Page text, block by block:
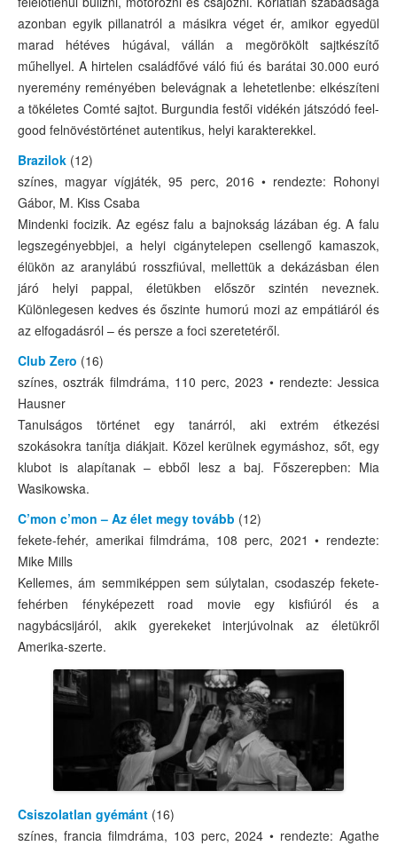
azonban egyik pillanatról a másikra véget ér, amikor egyedül
marad hétéves húgával, vállán a megörökölt sajtkészítő
műhellyel. A hirtelen családfővé váló fiú és barátai 30.000 euró
nyeremény reményében belevágnak a lehetetlenbe: elkészíteni
a tökéletes Comté sajtot. Burgundia festői vidékén játszódó feel-
good felnövéstörténet autentikus, helyi karakterekkel.
Brazilok (12)
színes, magyar vígjáték, 95 perc, 2016 • rendezte: Rohonyi
Gábor, M. Kiss Csaba
Mindenki focizik. Az egész falu a bajnokság lázában ég. A falu
legszegényebbjei, a helyi cigánytelepen csellengő kamaszok,
élükön az aranylábú rosszfiúval, mellettük a dekázásban élen
járó helyi pappal, életükben először szintén neveznek.
Különlegesen kedves és őszinte humorú mozi az empátiáról és
az elfogadásról – és persze a foci szeretetéről.
Club Zero (16)
színes, osztrák filmdráma, 110 perc, 2023 • rendezte: Jessica
Hausner
Tanulságos történet egy tanárról, aki extrém étkezési
szokásokra tanítja diákjait. Közel kerülnek egymáshoz, sőt, egy
klubot is alapítanak – ebből lesz a baj. Főszerepben: Mia
Wasikowska.
C’mon c’mon – Az élet megy tovább (12)
fekete-fehér, amerikai filmdráma, 108 perc, 2021 • rendezte:
Mike Mills
Kellemes, ám semmiképpen sem súlytalan, csodaszép fekete-
fehérben fényképezett road movie egy kisfiúról és a
nagybácsijáról, akik gyerekeket interjúvolnak az életükről
Amerika-szerte.
Csiszolatlan gyémánt (16)
színes, francia filmdráma, 103 perc, 2024 • rendezte: Agathe